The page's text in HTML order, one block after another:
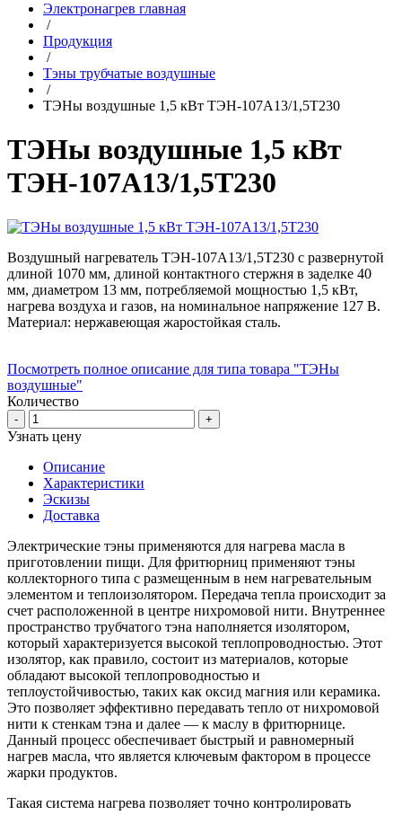
Электронагрев главная
/
Продукция
/
Тэны трубчатые воздушные
/
ТЭНы воздушные 1,5 кВт ТЭН-107А13/1,5Т230
ТЭНы воздушные 1,5 кВт
ТЭН-107А13/1,5Т230
Воздушный нагреватель ТЭН-107А13/1,5Т230 с развернутой
длиной 1070 мм, длиной контактного стержня в заделке 40
мм, диаметром 13 мм, потребляемой мощностью 1,5 кВт,
нагрева воздуха и газов, на номинальное напряжение 127 В.
Материал: нержавеющая жаростойкая сталь.
Посмотреть полное описание для типа товара "ТЭНы
воздушные"
Количество
- +
Узнать цену
Описание
Характеристики
Эскизы
Доставка
Электрические тэны применяются для нагрева масла в
приготовлении пищи. Для фритюрниц применяют тэны
коллекторного типа с размещенным в нем нагревательным
элементом и теплоизолятором. Передача тепла происходит за
счет расположенной в центре нихромовой нити. Внутреннее
пространство трубчатого тэна наполняется изолятором,
который характеризуется высокой теплопроводностью. Этот
изолятор, как правило, состоит из материалов, которые
обладают высокой теплопроводностью и
теплоустойчивостью, таких как оксид магния или керамика.
Это позволяет эффективно передавать тепло от нихромовой
нити к стенкам тэна и далее — к маслу в фритюрнице.
Данный процесс обеспечивает быстрый и равномерный
нагрев масла, что является ключевым фактором в процессе
жарки продуктов.
Такая система нагрева позволяет точно контролировать